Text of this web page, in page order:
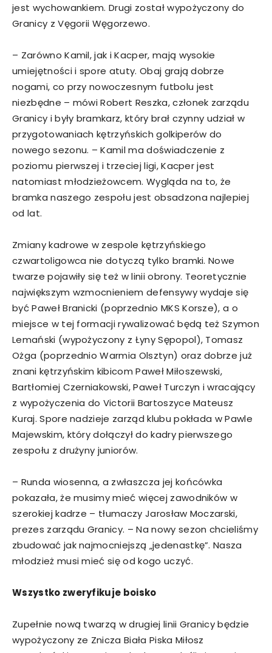
jest wychowankiem. Drugi został wypożyczony do
Granicy z Vęgorii Węgorzewo.
– Zarówno Kamil, jak i Kacper, mają wysokie
umiejętności i spore atuty. Obaj grają dobrze
nogami, co przy nowoczesnym futbolu jest
niezbędne – mówi Robert Reszka, członek zarządu
Granicy i były bramkarz, który brał czynny udział w
przygotowaniach kętrzyńskich golkiperów do
nowego sezonu. – Kamil ma doświadczenie z
poziomu pierwszej i trzeciej ligi, Kacper jest
natomiast młodzieżowcem. Wygląda na to, że
bramka naszego zespołu jest obsadzona najlepiej
od lat.
Zmiany kadrowe w zespole kętrzyńskiego
czwartoligowca nie dotyczą tylko bramki. Nowe
twarze pojawiły się też w linii obrony. Teoretycznie
największym wzmocnieniem defensywy wydaje się
być Paweł Branicki (poprzednio MKS Korsze), a o
miejsce w tej formacji rywalizować będą też Szymon
Lemański (wypożyczony z Łyny Sępopol), Tomasz
Ożga (poprzednio Warmia Olsztyn) oraz dobrze już
znani kętrzyńskim kibicom Paweł Miłoszewski,
Bartłomiej Czerniakowski, Paweł Turczyn i wracający
z wypożyczenia do Victorii Bartoszyce Mateusz
Kuraj. Spore nadzieje zarząd klubu pokłada w Pawle
Majewskim, który dołączył do kadry pierwszego
zespołu z drużyny juniorów.
– Runda wiosenna, a zwłaszcza jej końcówka
pokazała, że musimy mieć więcej zawodników w
szerokiej kadrze – tłumaczy Jarosław Moczarski,
prezes zarządu Granicy. – Na nowy sezon chcieliśmy
zbudować jak najmocniejszą „jedenastkę”. Nasza
młodzież musi mieć się od kogo uczyć.
Wszystko zweryfikuje boisko
Zupełnie nową twarzą w drugiej linii Granicy będzie
wypożyczony ze Znicza Biała Piska Miłosz